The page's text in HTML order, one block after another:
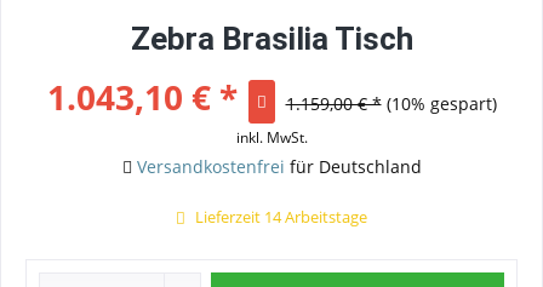
Zebra Brasilia Tisch
1.043,10 € * 1.159,00 € * (10% gespart)
inkl. MwSt.
Versandkostenfrei für Deutschland
Lieferzeit 14 Arbeitstage